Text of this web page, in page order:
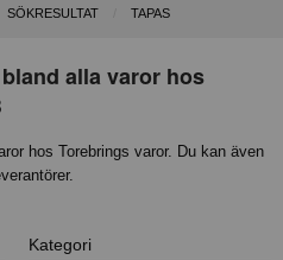
SÖKRESULTAT TAPAS
alla varor hos
hos Torebrings varor. Du kan även
Kategori